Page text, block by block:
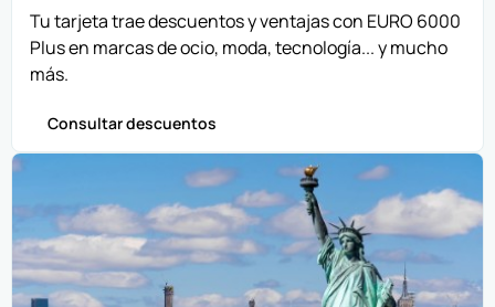
Tu tarjeta trae descuentos y ventajas con EURO 6000
Plus en marcas de ocio, moda, tecnología... y mucho
más.
Consultar descuentos